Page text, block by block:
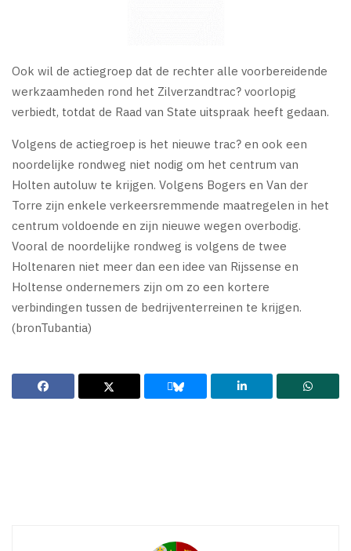
Ook wil de actiegroep dat de rechter alle voorbereidende
werkzaamheden rond het Zilverzandtrac? voorlopig
verbiedt, totdat de Raad van State uitspraak heeft gedaan.
Volgens de actiegroep is het nieuwe trac? en ook een
noordelijke rondweg niet nodig om het centrum van
Holten autoluw te krijgen. Volgens Bogers en Van der
Torre zijn enkele verkeersremmende maatregelen in het
centrum voldoende en zijn nieuwe wegen overbodig.
Vooral de noordelijke rondweg is volgens de twee
Holtenaren niet meer dan een idee van Rijssense en
Holtense ondernemers zijn om zo een kortere
verbindingen tussen de bedrijventerreinen te krijgen.
(bronTubantia)